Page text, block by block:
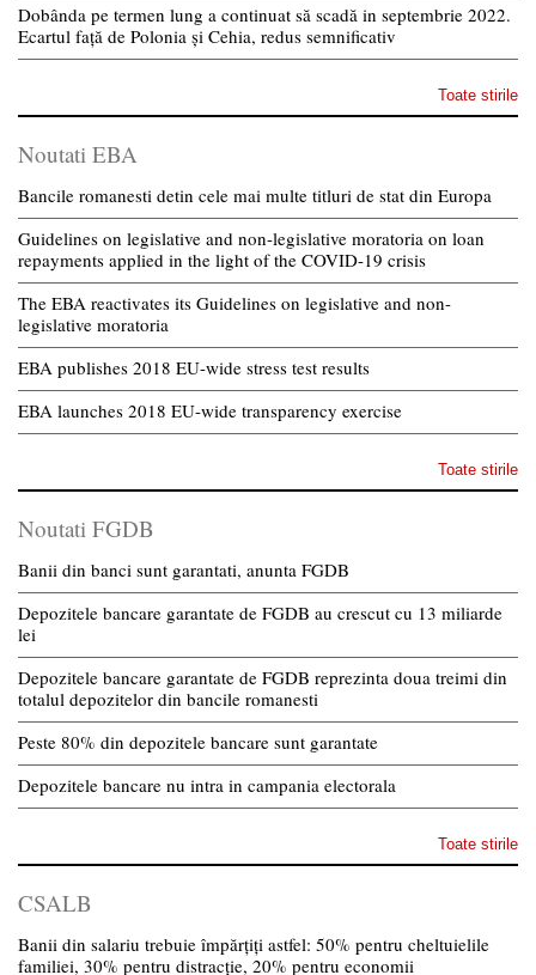
Dobânda pe termen lung a continuat să scadă in septembrie 2022.
Ecartul față de Polonia și Cehia, redus semnificativ
Toate stirile
Noutati EBA
Bancile romanesti detin cele mai multe titluri de stat din Europa
Guidelines on legislative and non-legislative moratoria on loan
repayments applied in the light of the COVID-19 crisis
The EBA reactivates its Guidelines on legislative and non-
legislative moratoria
EBA publishes 2018 EU-wide stress test results
EBA launches 2018 EU-wide transparency exercise
Toate stirile
Noutati FGDB
Banii din banci sunt garantati, anunta FGDB
Depozitele bancare garantate de FGDB au crescut cu 13 miliarde
lei
Depozitele bancare garantate de FGDB reprezinta doua treimi din
totalul depozitelor din bancile romanesti
Peste 80% din depozitele bancare sunt garantate
Depozitele bancare nu intra in campania electorala
Toate stirile
CSALB
Banii din salariu trebuie împărțiți astfel: 50% pentru cheltuielile
familiei, 30% pentru distracție, 20% pentru economii